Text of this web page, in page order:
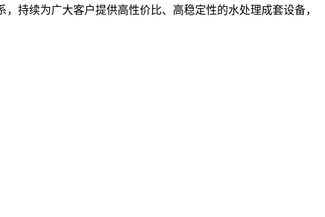
持续为广大客户提供高性价比、高稳定性的水处理成套设备，